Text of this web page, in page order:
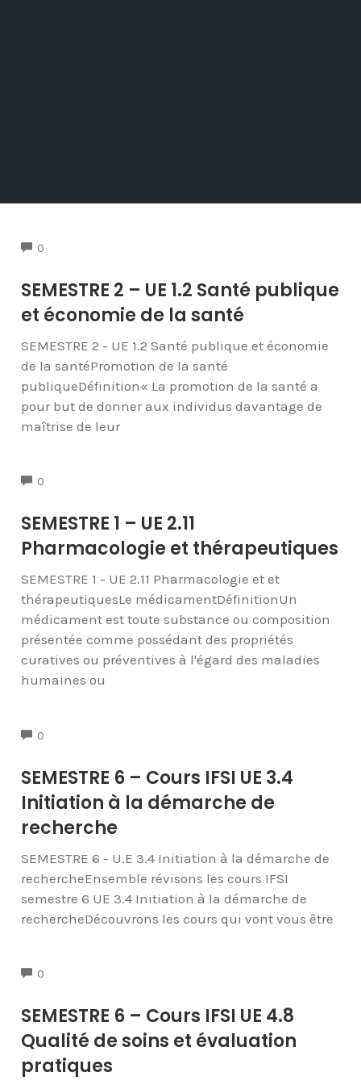
0
SEMESTRE 2 – UE 1.2 Santé publique
et économie de la santé
SEMESTRE 2 - UE 1.2 Santé publique et économie
de la santéPromotion de la santé
publiqueDéfinition« La promotion de la santé a
pour but de donner aux individus davantage de
maîtrise de leur
0
SEMESTRE 1 – UE 2.11
Pharmacologie et thérapeutiques
SEMESTRE 1 - UE 2.11 Pharmacologie et et
thérapeutiquesLe médicamentDéfinitionUn
médicament est toute substance ou composition
présentée comme possédant des propriétés
curatives ou préventives à l'égard des maladies
humaines ou
0
SEMESTRE 6 – Cours IFSI UE 3.4
Initiation à la démarche de
recherche
SEMESTRE 6 - U.E 3.4 Initiation à la démarche de
rechercheEnsemble révisons les cours IFSI
semestre 6 UE 3.4 Initiation à la démarche de
rechercheDécouvrons les cours qui vont vous être
0
SEMESTRE 6 – Cours IFSI UE 4.8
Qualité de soins et évaluation
pratiques